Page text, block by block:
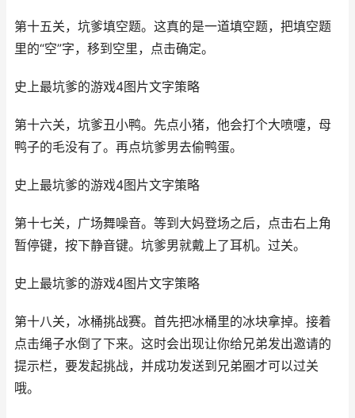
第十五关，坑爹填空题。这真的是一道填空题，把填空题
里的“空”字，移到空里，点击确定。
史上最坑爹的游戏4图片文字策略
第十六关，坑爹丑小鸭。先点小猪，他会打个大喷嚏，母
鸭子的毛没有了。再点坑爹男去偷鸭蛋。
史上最坑爹的游戏4图片文字策略
第十七关，广场舞噪音。等到大妈登场之后，点击右上角
暂停键，按下静音键。坑爹男就戴上了耳机。过关。
史上最坑爹的游戏4图片文字策略
第十八关，冰桶挑战赛。首先把冰桶里的冰块拿掉。接着
点击绳子水倒了下来。这时会出现让你给兄弟发出邀请的
提示栏，要发起挑战，并成功发送到兄弟圈才可以过关
哦。